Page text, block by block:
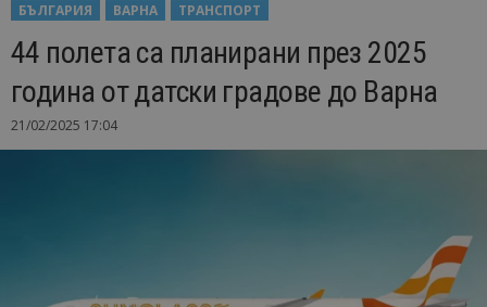
БЪЛГАРИЯ
ВАРНА ТРАНСПОРТ
44 полета са планирани през 2025
година от датски градове до Варна
21/02/2025 17:04